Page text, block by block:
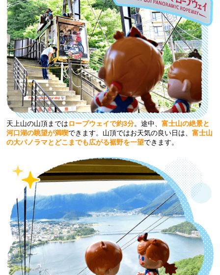
天上山の山頂まではロープウェイで約3分。途中、富士山の絶景と
河口湖の眺望が満喫できます。山頂ではお天気の良い日は、富士山
の大パノラマとどこまでも広がる裾野を一望できます。